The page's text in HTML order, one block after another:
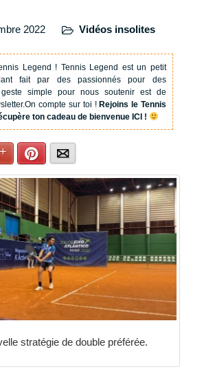
2022 Vidéos insolites
Legend ! Tennis Legend est un petit
fait par des passionnés pour des
simple pour nous soutenir est de
On compte sur toi !Rejoins le Tennis
ton cadeau de bienvenue ICI !
Google+Pinterest
stratégie de double préférée.